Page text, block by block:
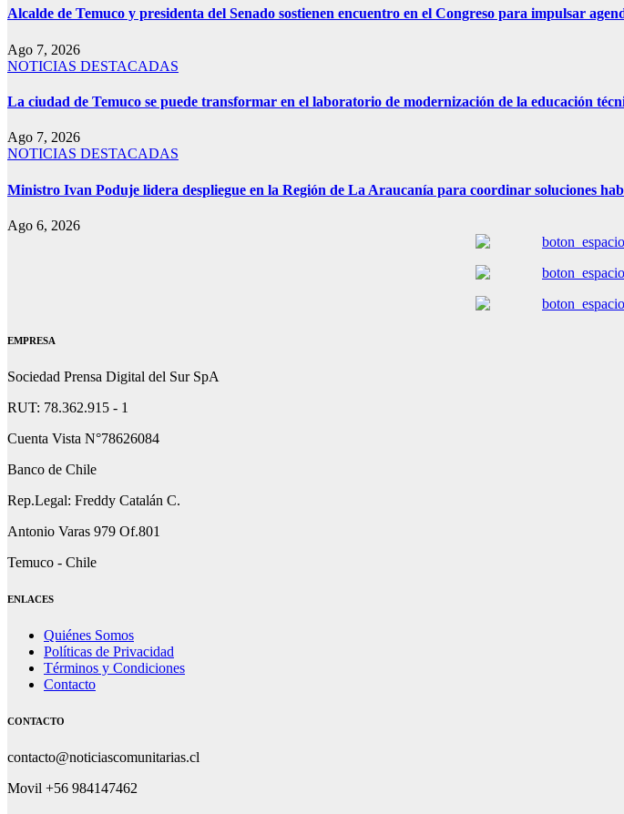
Alcalde de Temuco y presidenta del Senado sostienen encuentro en el Congreso para impulsar
Ago 7, 2026
NOTICIAS DESTACADAS
La ciudad de Temuco se puede transformar en el laboratorio de modernización de la educación
Ago 7, 2026
NOTICIAS DESTACADAS
Ministro Ivan Poduje lidera despliegue en la Región de La Araucanía para coordinar soluciones
Ago 6, 2026
EMPRESA
Sociedad Prensa Digital del Sur SpA
RUT: 78.362.915 - 1
Cuenta Vista N°78626084
Banco de Chile
Rep.Legal: Freddy Catalán C.
Antonio Varas 979 Of.801
Temuco - Chile
ENLACES
Quiénes Somos
Políticas de Privacidad
Términos y Condiciones
Contacto
CONTACTO
contacto@noticiascomunitarias.cl
Movil +56 984147462